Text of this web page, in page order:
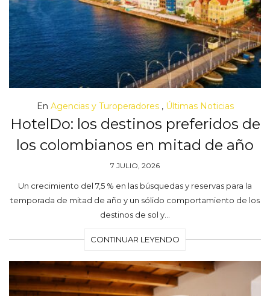
En Agencias y Turoperadores, Últimas Noticias
HotelDo: los destinos preferidos de
los colombianos en mitad de año
7 JULIO, 2026
Un crecimiento del 7,5 % en las búsquedas y reservas para la
temporada de mitad de año y un sólido comportamiento de los
destinos de sol y…
CONTINUAR LEYENDO